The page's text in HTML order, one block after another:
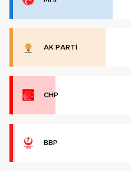
AK PARTİ
CHP
BBP